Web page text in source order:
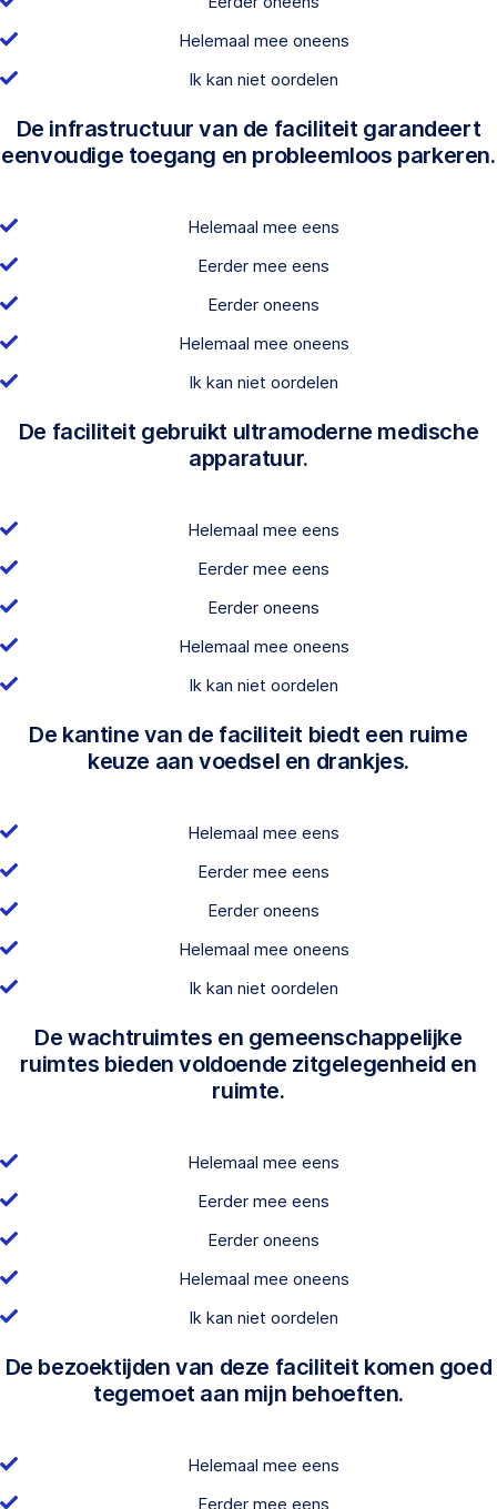
Helemaal mee oneens
Ik kan niet oordelen
De infrastructuur van de faciliteit garandeert
eenvoudige toegang en probleemloos parkeren.
Helemaal mee eens
Eerder mee eens
Eerder oneens
Helemaal mee oneens
Ik kan niet oordelen
De faciliteit gebruikt ultramoderne medische
apparatuur.
Helemaal mee eens
Eerder mee eens
Eerder oneens
Helemaal mee oneens
Ik kan niet oordelen
De kantine van de faciliteit biedt een ruime
keuze aan voedsel en drankjes.
Helemaal mee eens
Eerder mee eens
Eerder oneens
Helemaal mee oneens
Ik kan niet oordelen
De wachtruimtes en gemeenschappelijke
ruimtes bieden voldoende zitgelegenheid en
ruimte.
Helemaal mee eens
Eerder mee eens
Eerder oneens
Helemaal mee oneens
Ik kan niet oordelen
De bezoektijden van deze faciliteit komen goed
tegemoet aan mijn behoeften.
Helemaal mee eens
Eerder mee eens